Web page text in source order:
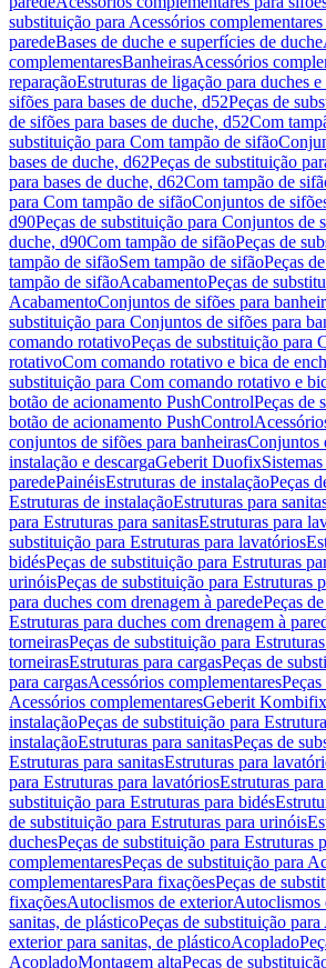
substituição para Acessórios
paredeBases de duche e superfícies de duche
complementaresBanheirasAcessórios
reparaçãoEstruturas de ligação para duches e
sifões para bases de duche, d52Peças de
de sifões para bases de duche, d52Com
substituição para Com tampão de sifão
bases de duche, d62Peças de substituição
para bases de duche, d62Com tampão de
para Com tampão de sifãoConjuntos de
d90Peças de substituição para Conjuntos de
duche, d90Com tampão de sifãoPeças de
tampão de sifãoSem tampão de sifãoPeças
tampão de sifãoAcabamentoPeças de
AcabamentoConjuntos de sifões para
substituição para Conjuntos de sifões para
comando rotativoPeças de substituição para
rotativoCom comando rotativo e bica de
substituição para Com comando rotativo e
botão de acionamento PushControlPeças de
botão de acionamento PushControl
conjuntos de sifões para banheirasConjuntos
instalação e descargaGeberit Duofix
paredePainéisEstruturas de instalaçãoPeças
Estruturas de instalaçãoEstruturas para
para Estruturas para sanitasEstruturas para
substituição para Estruturas para lavatórios
bidésPeças de substituição para Estruturas
urinóisPeças de substituição para Estruturas
para duches com drenagem à paredePeças
Estruturas para duches com drenagem à
torneirasPeças de substituição para
torneirasEstruturas para cargasPeças de
para cargasAcessórios complementares
Acessórios complementaresGeberit Kombifix
instalaçãoPeças de substituição para
instalaçãoEstruturas para sanitasPeças de
Estruturas para sanitasEstruturas para
para Estruturas para lavatóriosEstruturas
substituição para Estruturas para bidés
de substituição para Estruturas para urinóis
duchesPeças de substituição para Estruturas
complementaresPeças de substituição para
complementaresPara fixaçõesPeças de
fixaçõesAutoclismos de exteriorAutoclismos
sanitas, de plásticoPeças de substituição
exterior para sanitas, de plásticoAcoplado
AcopladoMontagem altaPeças de